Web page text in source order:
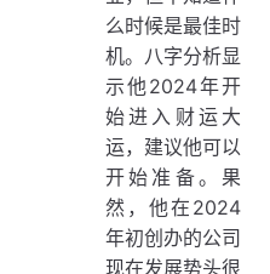
么时候是最佳时
机。八字分析显
示他2024年开
始进入财运大
运，建议他可以
开始准备。果
然，他在2024
年初创办的公司
现在发展势头很